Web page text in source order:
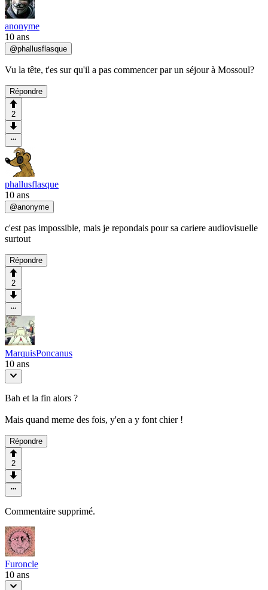
anonyme
10 ans
@phallusflasque
Vu la tête, t'es sur qu'il a pas commencer par un séjour à Mossoul?
Répondre
2
phallusflasque
10 ans
@anonyme
c'est pas impossible, mais je repondais pour sa cariere audiovisuelle
surtout
Répondre
2
MarquisPoncanus
10 ans
Bah et la fin alors ?
Mais quand meme des fois, y'en a y font chier !
Répondre
2
Commentaire supprimé.
Furoncle
10 ans